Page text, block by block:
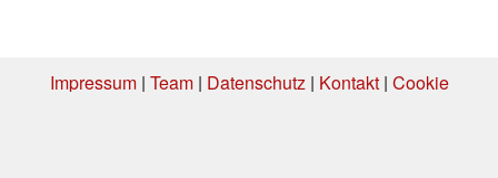
Impressum| Team| Datenschutz| Kontakt| Cookie